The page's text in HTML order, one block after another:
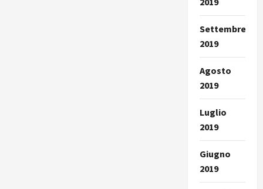
Settembre
2019
Agosto
2019
Luglio
2019
Giugno
2019